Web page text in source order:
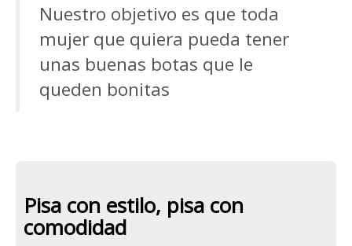
Nuestro objetivo es que toda
mujer que quiera pueda tener
unas buenas botas que le
queden bonitas
Pisa con estilo, pisa con
comodidad